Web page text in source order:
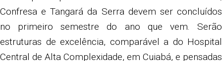
Confresa e Tangará da Serra devem ser concluídos
no primeiro semestre do ano que vem. Serão
estruturas de excelência, comparável a do Hospital
Central de Alta Complexidade, em Cuiabá, e pensadas